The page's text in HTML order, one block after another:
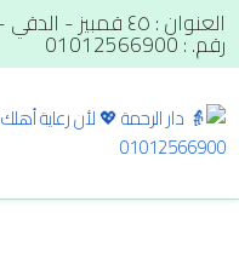
العنوان : ٤٥
رقم. : 01012566900